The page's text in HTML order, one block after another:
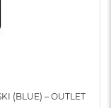
(BLUE) – OUTLET